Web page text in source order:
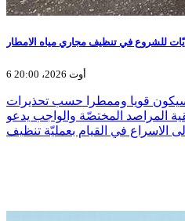
للشروع في تنظيف مجاري مياه الامطار
6 أوت 2026، 20:00
قويا وممطرا حسب تحذيرات
المراصد المختصّة والواجب يدعو